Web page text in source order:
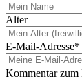
Alter
E-Mail-Adresse*
Kommentar